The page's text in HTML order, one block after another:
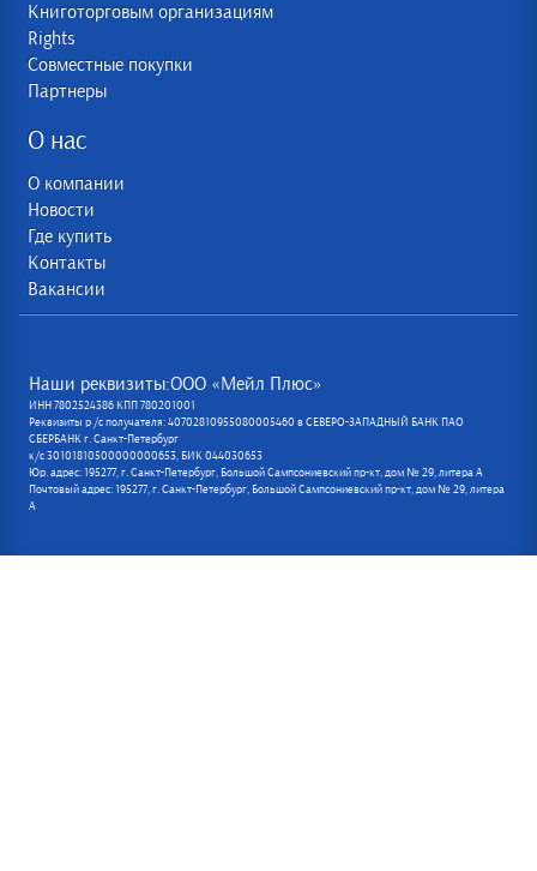
Книготорговым организациям
Rights
Совместные покупки
Партнеры
О нас
О компании
Новости
Где купить
Контакты
Вакансии
Наши реквизиты:ООО «Мейл Плюс»
ИНН 7802524386 КПП 780201001
Реквизиты р /с получателя: 40702810955080005460 в СЕВЕРО-ЗАПАДНЫЙ БАНК ПАО
СБЕРБАНК г. Санкт-Петербург
к/с 30101810500000000653, БИК 044030653
Юр. адрес: 195277, г. Санкт-Петербург, Большой Сампсониевский пр-кт, дом № 29, литера А
Почтовый адрес: 195277, г. Санкт-Петербург, Большой Сампсониевский пр-кт, дом № 29, литера
А